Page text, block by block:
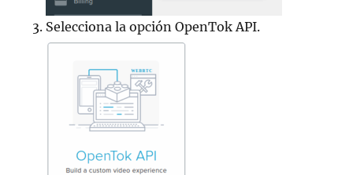
Selecciona la opción OpenTok API.